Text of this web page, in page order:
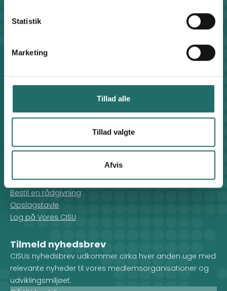
Statistik
Marketing
Tillad alle
Tillad valgte
Afvis
8612 0342
Facebook
Indgiv en klage
Rådgivning
Bestil en rådgivning
Opslagstavle
Log på Vores CISU
Tilmeld nyhedsbrev
CISUs nyhedsbrev udkommer cirka hver anden uge med
relevante nyheder til vores medlemsorganisationer og
udviklingsmiljøet.